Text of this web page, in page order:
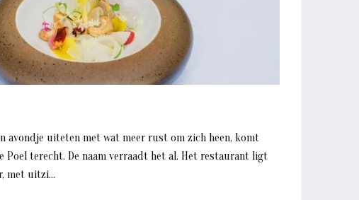
avondje uiteten met wat meer rust om zich heen, komt
Poel terecht. De naam verraadt het al. Het restaurant ligt
met uitzi...